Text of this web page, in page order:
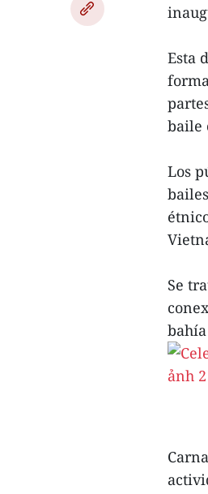
Esta
baile
Los
Se